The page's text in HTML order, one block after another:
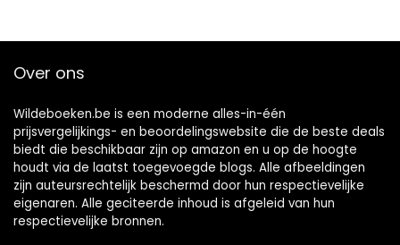
Over ons
Wildeboeken.be is een moderne alles-in-één
prijsvergelijkings- en beoordelingswebsite die de beste deals
biedt die beschikbaar zijn op amazon en u op de hoogte
houdt via de laatst toegevoegde blogs. Alle afbeeldingen
zijn auteursrechtelijk beschermd door hun respectievelijke
eigenaren. Alle geciteerde inhoud is afgeleid van hun
respectievelijke bronnen.